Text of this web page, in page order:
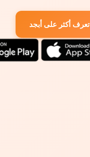
تعرف أكثر على أبجد